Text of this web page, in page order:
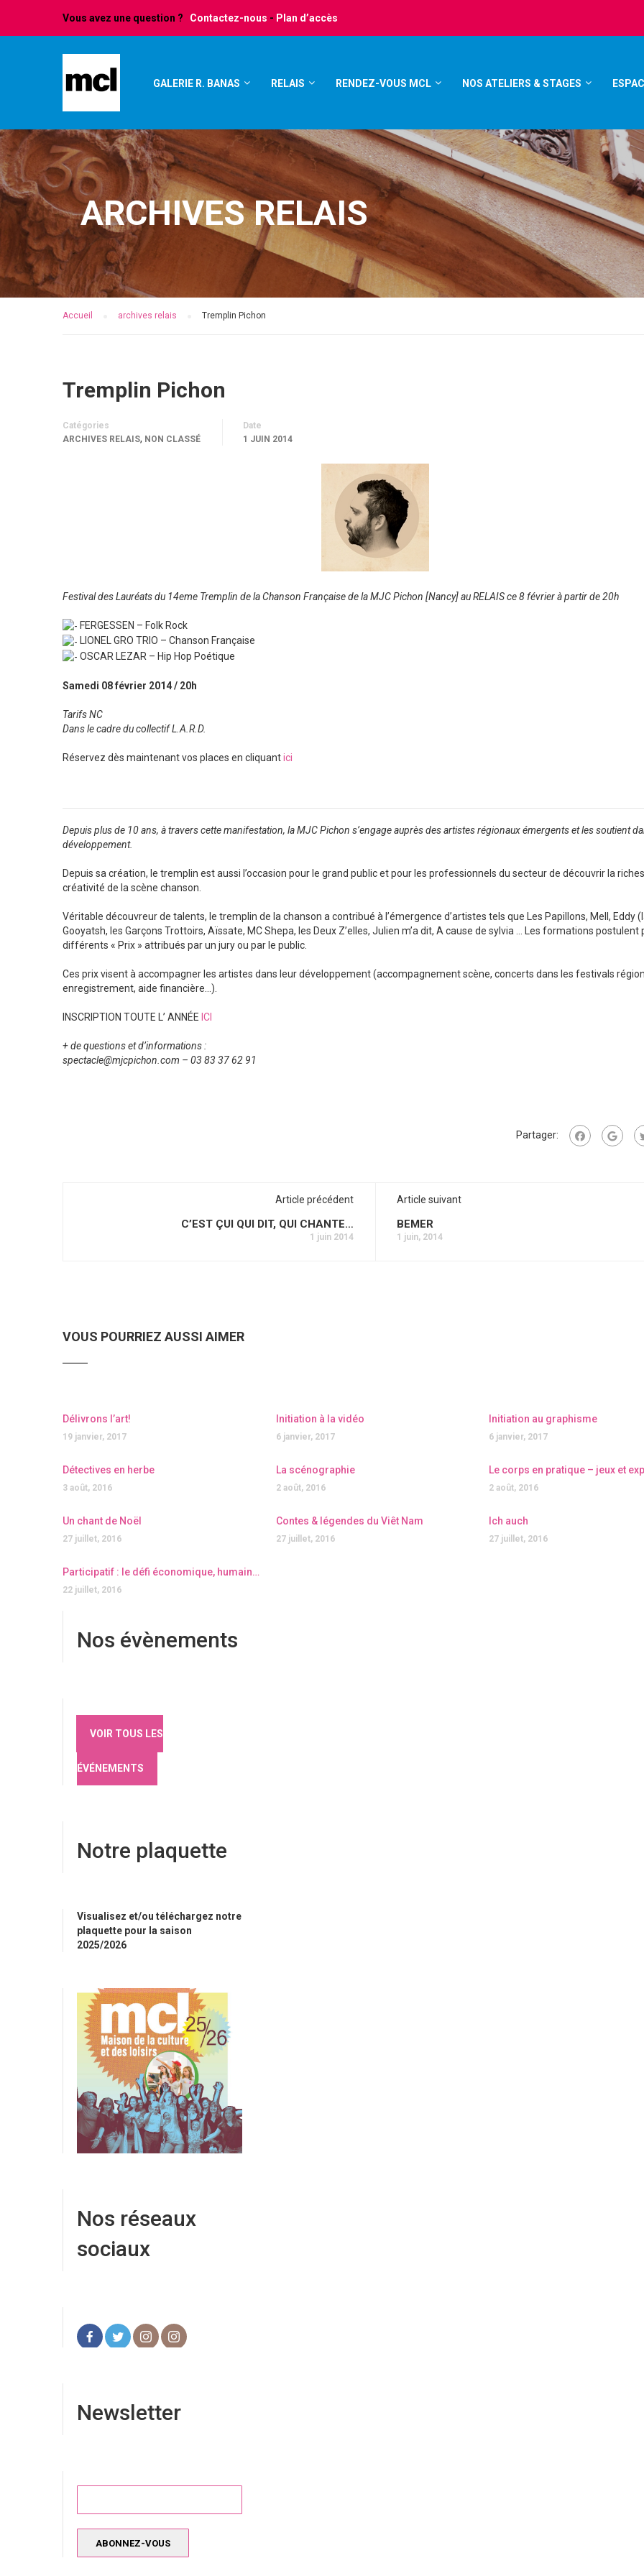
Vous avez une question ? Contactez-nous - Plan d’accès
GALERIE R. BANAS RELAIS RENDEZ-VOUS MCL NOS ATELIERS & STAGES
ARCHIVES RELAIS
Accueil archives relais Tremplin Pichon
Tremplin Pichon
Catégories
ARCHIVES RELAIS, NON CLASSÉ
Date
1 JUIN 2014
Festival des Lauréats du 14eme Tremplin de la Chanson Française de la MJC Pichon [Nancy] au RELAIS ce 8 février à partir de 20h
FERGESSEN – Folk Rock
LIONEL GRO TRIO – Chanson Française
OSCAR LEZAR – Hip Hop Poétique
Samedi 08 février 2014 / 20h
Tarifs NC
Dans le cadre du collectif L.A.R.D.
Réservez dès maintenant vos places en cliquantici
Depuis plus de 10 ans, à travers cette manifestation, la MJC Pichon s’engage auprès des artistes régionaux émergents et les soutient
développement.
Depuis sa création, le tremplin est aussi l’occasion pour le grand public et pour les professionnels du secteur de découvrir la
créativité de la scène chanson.
Véritable découvreur de talents, le tremplin de la chanson a contribué à l’émergence d’artistes tels que Les Papillons, Mell, Eddy
Gooyatsh, les Garçons Trottoirs, Aïssate, MC Shepa, les Deux Z’elles, Julien m’a dit, A cause de sylvia … Les formations postulent
différents « Prix » attribués par un jury ou par le public.
Ces prix visent à accompagner les artistes dans leur développement (accompagnement scène, concerts dans les festivals
enregistrement, aide financière…).
INSCRIPTION TOUTE L’ ANNÉE ICI
+ de questions et d’informations :
spectacle@mjcpichon.com – 03 83 37 62 91
Partager:
Article précédent
C’EST ÇUI QUI DIT, QUI CHANTE…
1 juin 2014
Article suivant
BEMER
1 juin, 2014
VOUS POURRIEZ AUSSI AIMER
Délivrons l’art!
19 janvier, 2017
Initiation à la vidéo
6 janvier, 2017
Initiation au graphisme
6 janvier, 2017
Détectives en herbe
3 août, 2016
La scénographie
2 août, 2016
Le corps en pratique – jeux et
2 août, 2016
Un chant de Noël
27 juillet, 2016
Contes & légendes du Viêt Nam
27 juillet, 2016
Ich auch
27 juillet, 2016
Participatif : le défi économique, humain et écologique de l’habitat
22 juillet, 2016
Nos évènements
VOIR TOUS LES
ÉVÉNEMENTS
Notre plaquette
Visualisez et/ou téléchargez notre
plaquette pour la saison
2025/2026
Nos réseaux
sociaux
Newsletter